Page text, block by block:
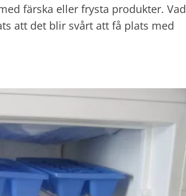
färska eller frysta produkter. Vad
att det blir svårt att få plats med